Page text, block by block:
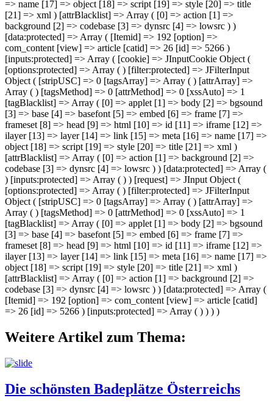
=> name [17] => object [18] => script [19] => style [20] => title
[21] => xml ) [attrBlacklist] => Array ( [0] => action [1] =>
background [2] => codebase [3] => dynsrc [4] => lowsrc ) )
[data:protected] => Array ( [Itemid] => 192 [option] =>
com_content [view] => article [catid] => 26 [id] => 5266 )
[inputs:protected] => Array ( [cookie] => JInputCookie Object (
[options:protected] => Array ( ) [filter:protected] => JFilterInput
Object ( [stripUSC] => 0 [tagsArray] => Array ( ) [attrArray] =>
Array ( ) [tagsMethod] => 0 [attrMethod] => 0 [xssAuto] => 1
[tagBlacklist] => Array ( [0] => applet [1] => body [2] => bgsound
[3] => base [4] => basefont [5] => embed [6] => frame [7] =>
frameset [8] => head [9] => html [10] => id [11] => iframe [12] =>
ilayer [13] => layer [14] => link [15] => meta [16] => name [17] =>
object [18] => script [19] => style [20] => title [21] => xml )
[attrBlacklist] => Array ( [0] => action [1] => background [2] =>
codebase [3] => dynsrc [4] => lowsrc ) ) [data:protected] => Array (
) [inputs:protected] => Array ( ) ) [request] => JInput Object (
[options:protected] => Array ( ) [filter:protected] => JFilterInput
Object ( [stripUSC] => 0 [tagsArray] => Array ( ) [attrArray] =>
Array ( ) [tagsMethod] => 0 [attrMethod] => 0 [xssAuto] => 1
[tagBlacklist] => Array ( [0] => applet [1] => body [2] => bgsound
[3] => base [4] => basefont [5] => embed [6] => frame [7] =>
frameset [8] => head [9] => html [10] => id [11] => iframe [12] =>
ilayer [13] => layer [14] => link [15] => meta [16] => name [17] =>
object [18] => script [19] => style [20] => title [21] => xml )
[attrBlacklist] => Array ( [0] => action [1] => background [2] =>
codebase [3] => dynsrc [4] => lowsrc ) ) [data:protected] => Array (
[Itemid] => 192 [option] => com_content [view] => article [catid]
=> 26 [id] => 5266 ) [inputs:protected] => Array ( ) ) ) )
Weitere Artikel zum Thema:
Die schönsten Badeplätze Österreichs